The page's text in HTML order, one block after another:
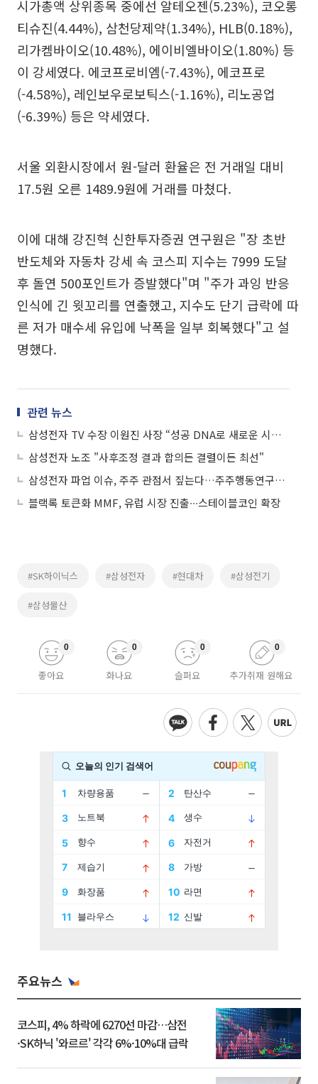
시가총액 상위종목 중에선 알테오젠(5.23%), 코오롱
티슈진(4.44%), 삼천당제약(1.34%), HLB(0.18%),
리가켐바이오(10.48%), 에이비엘바이오(1.80%) 등
이 강세였다. 에코프로비엠(-7.43%), 에코프로
(-4.58%), 레인보우로보틱스(-1.16%), 리노공업
(-6.39%) 등은 약세였다.
서울 외환시장에서 원-달러 환율은 전 거래일 대비
17.5원 오른 1489.9원에 거래를 마쳤다.
이에 대해 강진혁 신한투자증권 연구원은 "장 초반
반도체와 자동차 강세 속 코스피 지수는 7999 도달
후 돌연 500포인트가 증발했다"며 "주가 과잉 반응
인식에 긴 윗꼬리를 연출했고, 지수도 단기 급락에 따
른 저가 매수세 유입에 낙폭을 일부 회복했다"고 설
명했다.
관련 뉴스
삼성전자 TV 수장 이원진 사장 “성공 DNA로 새로운 시대 맞이해야”
삼성전자 노조 "사후조정 결과 합의든 결렬이든 최선"
삼성전자 파업 이슈, 주주 관점서 짚는다…주주행동연구원, 전문가 좌담회 개최
블랙록 토큰화 MMF, 유럽 시장 진출∙∙∙스테이블코인 확장
#SK하이닉스 #삼성전자 #현대차 #삼성전기
#삼성물산
좋아요
0
화나요
0
슬퍼요
0
추가취재 원해요
0
주요뉴스
코스피, 4% 하락에 6270선 마감…삼전
·SK하닉 '와르르' 각각 6%·10%대 급락